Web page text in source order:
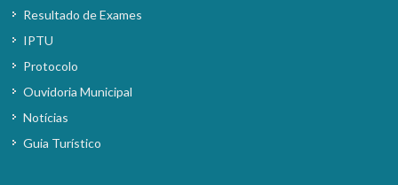
Resultado de Exames
IPTU
Protocolo
Ouvidoria Municipal
Notícias
Guia Turístico